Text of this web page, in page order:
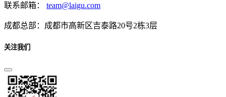
联系邮箱： team@laigu.com
成都总部：成都市高新区吉泰路20号2栋3层
关注我们